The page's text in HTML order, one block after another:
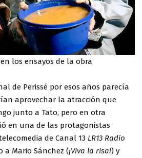
los ensayos de la obra
de Perissé por esos años parecía
aprovechar la atracción que
junto a Tato, pero en otra
en una de las protagonistas
de Canal 13 LR13 Radio
Mario Sánchez (¡Viva la risa!) y